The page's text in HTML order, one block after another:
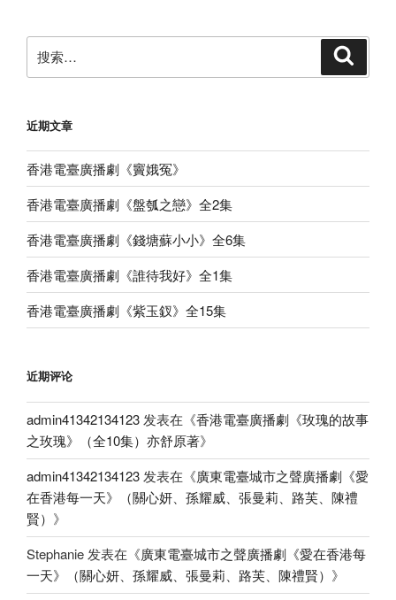
索：
近期文章
香港電臺廣播劇《竇娥冤》
香港電臺廣播劇《盤瓠之戀》全2集
香港電臺廣播劇《錢塘蘇小小》全6集
香港電臺廣播劇《誰待我好》全1集
香港電臺廣播劇《紫玉釵》全15集
近期评论
admin41342134123发表在《香港電臺廣播劇《玫瑰的故事
之玫瑰》（全10集）亦舒原著》
admin41342134123发表在《廣東電臺城市之聲廣播劇《愛
在香港每一天》（關心妍、孫耀威、張曼莉、路芙、陳禮
賢） 》
Stephanie发表在《廣東電臺城市之聲廣播劇《愛在香港每
一天》（關心妍、孫耀威、張曼莉、路芙、陳禮賢） 》